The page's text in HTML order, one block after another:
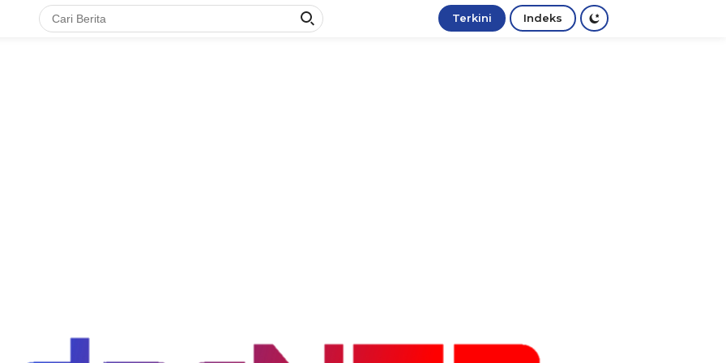
Terkini Indeks